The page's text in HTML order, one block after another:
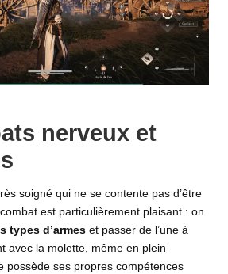
nerveux et
soigné qui ne se contente pas d’être
est particulièrement plaisant : on
types d’armes et passer de l’une à
avec la molette, même en plein
possède ses propres compétences